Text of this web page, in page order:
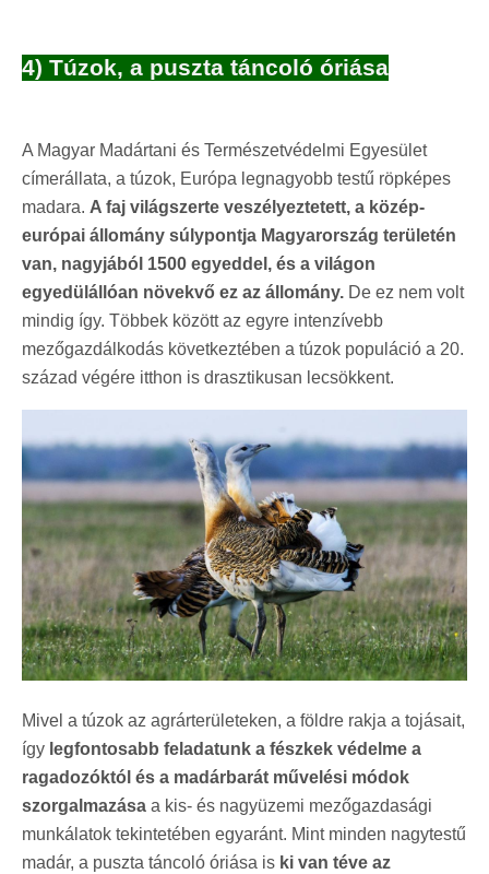
4) Túzok, a puszta táncoló óriása
A Magyar Madártani és Természetvédelmi Egyesület
címerállata, a túzok, Európa legnagyobb testű röpképes
madara. A faj világszerte veszélyeztetett, a közép-
európai állomány súlypontja Magyarország területén
van, nagyjából 1500 egyeddel, és a világon
egyedülállóan növekvő ez az állomány. De ez nem volt
mindig így. Többek között az egyre intenzívebb
mezőgazdálkodás következtében a túzok populáció a 20.
század végére itthon is drasztikusan lecsökkent.
Mivel a túzok az agrárterületeken, a földre rakja a tojásait,
így legfontosabb feladatunk a fészkek védelme a
ragadozóktól és a madárbarát művelési módok
szorgalmazása a kis- és nagyüzemi mezőgazdasági
munkálatok tekintetében egyaránt. Mint minden nagytestű
madár, a puszta táncoló óriása is ki van téve az